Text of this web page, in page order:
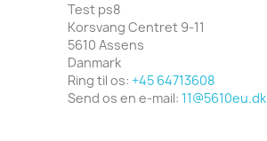
Test ps8
Korsvang Centret 9-11
5610 Assens
Danmark
Ring til os: +45 64713608
Send os en e-mail: 11@5610eu.dk